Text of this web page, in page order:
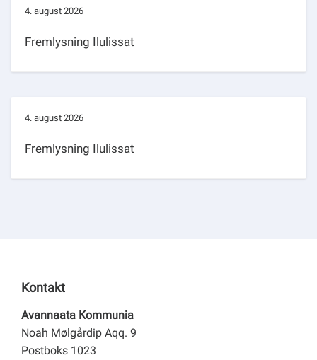
4. august 2026
Fremlysning Ilulissat
4. august 2026
Fremlysning Ilulissat
Kontakt
Avannaata Kommunia
Noah Mølgårdip Aqq. 9
Postboks 1023